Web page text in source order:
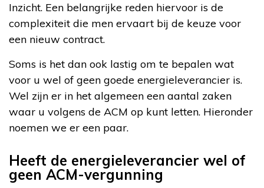
Inzicht. Een belangrijke reden hiervoor is de
complexiteit die men ervaart bij de keuze voor
een nieuw contract.
Soms is het dan ook lastig om te bepalen wat
voor u wel of geen goede energieleverancier is.
Wel zijn er in het algemeen een aantal zaken
waar u volgens de ACM op kunt letten. Hieronder
noemen we er een paar.
Heeft de energieleverancier wel of
geen ACM-vergunning